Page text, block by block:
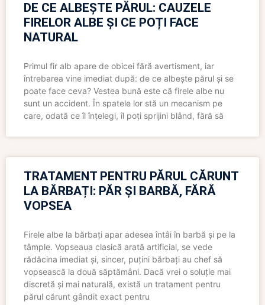
DE CE ALBEȘTE PĂRUL: CAUZELE
FIRELOR ALBE ȘI CE POȚI FACE
NATURAL
Primul fir alb apare de obicei fără avertisment, iar
întrebarea vine imediat după: de ce albește părul și se
poate face ceva? Vestea bună este că firele albe nu
sunt un accident. În spatele lor stă un mecanism pe
care, odată ce îl înțelegi, îl poți sprijini blând, fără să
TRATAMENT PENTRU PĂRUL CĂRUNT
LA BĂRBAȚI: PĂR ȘI BARBĂ, FĂRĂ
VOPSEA
Firele albe la bărbați apar adesea întâi în barbă și pe la
tâmple. Vopseaua clasică arată artificial, se vede
rădăcina imediat și, sincer, puțini bărbați au chef să
vopsească la două săptămâni. Dacă vrei o soluție mai
discretă și mai naturală, există un tratament pentru
părul cărunt gândit exact pentru